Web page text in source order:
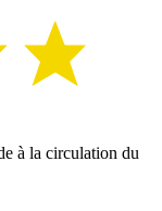
à la circulation du